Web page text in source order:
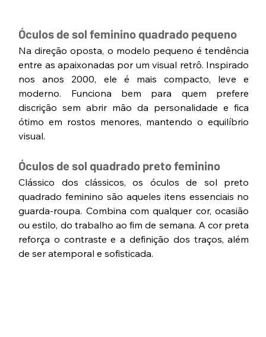
Óculos de sol feminino quadrado pequeno
Na direção oposta, o modelo pequeno é tendência
entre as apaixonadas por um visual retrô. Inspirado
nos anos 2000, ele é mais compacto, leve e
moderno. Funciona bem para quem prefere
discrição sem abrir mão da personalidade e fica
ótimo em rostos menores, mantendo o equilíbrio
visual.
Óculos de sol quadrado preto feminino
Clássico dos clássicos, os óculos de sol preto
quadrado feminino são aqueles itens essenciais no
guarda-roupa. Combina com qualquer cor, ocasião
ou estilo, do trabalho ao fim de semana. A cor preta
reforça o contraste e a definição dos traços, além
de ser atemporal e sofisticada.